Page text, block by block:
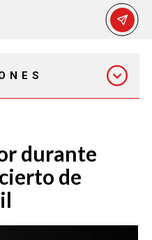
12:30 PM
7:00 PM
durante
de